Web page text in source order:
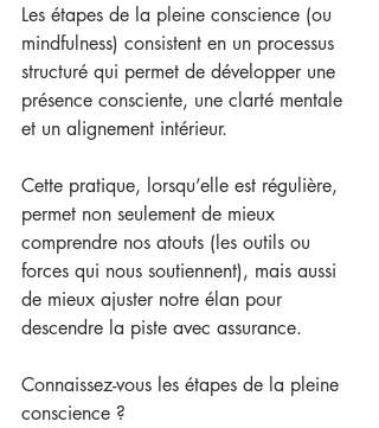
Les étapes de la pleine conscience (ou
mindfulness) consistent en un processus
structuré qui permet de développer une
présence consciente, une clarté mentale
et un alignement intérieur.
Cette pratique, lorsqu’elle est régulière,
permet non seulement de mieux
comprendre nos atouts (les outils ou
forces qui nous soutiennent), mais aussi
de mieux ajuster notre élan pour
descendre la piste avec assurance.
Connaissez-vous les étapes de la pleine
conscience ?